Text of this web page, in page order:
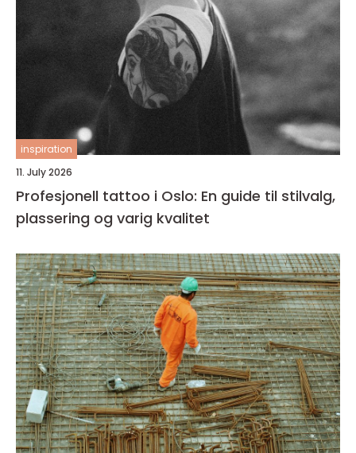
inspiration
11. July 2026
Profesjonell tattoo i Oslo: En guide til stilvalg,
plassering og varig kvalitet